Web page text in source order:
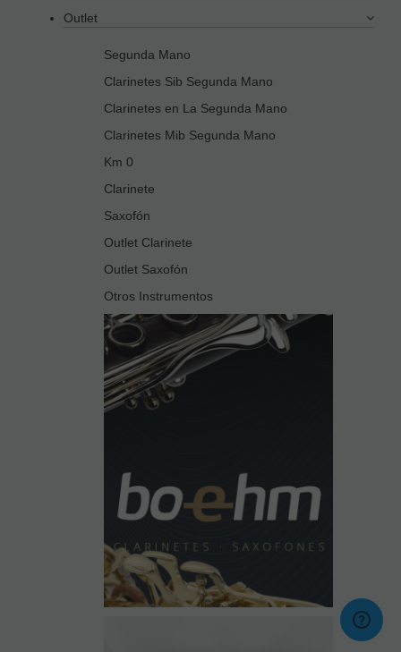
Outlet
Segunda Mano
Clarinetes Sib Segunda Mano
Clarinetes en La Segunda Mano
Clarinetes Mib Segunda Mano
Km 0
Clarinete
Saxofón
Outlet Clarinete
Outlet Saxofón
Otros Instrumentos